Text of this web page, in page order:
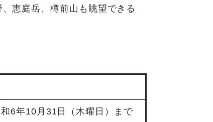
恵庭岳、樽前山も眺望できる
6年10月31日（木曜日）まで